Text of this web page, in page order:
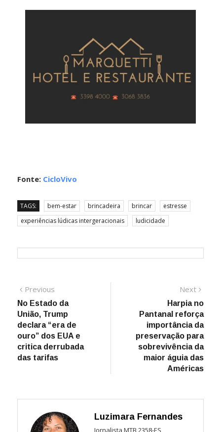
Fonte: CicloVivo
TAGS: bem-estar brincadeira brincar
estresse
experiências lúdicas intergeracionais
ludicidade
Navegação
de
Post
Previous
post:
No Estado da
União, Trump
declara “era de
ouro” dos EUA e
critica derrubada
das tarifas
Next
post:
Harpia no
Pantanal reforça
importância da
preservação para
sobrevivência da
maior águia das
Américas
Luzimara Fernandes